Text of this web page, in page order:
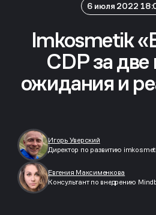
6 июля 2022
Imkosmetik
CDP за две
ожидания и
Игорь Уверский
Директор по развитию
Евгения Максименкова
Консультант по внедрению